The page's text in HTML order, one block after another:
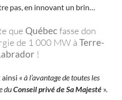
pas, en innovant un brin…
que Québecfasse don
de 1 000 MW à Terre-
!
« à l’avantage de toutes les
duConseil privé de Sa Majesté ».